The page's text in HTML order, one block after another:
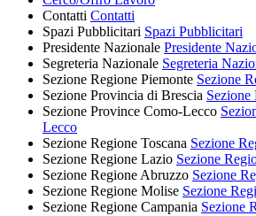
Contatti Contatti
Spazi Pubblicitari Spazi Pubblicitari
Presidente Nazionale Presidente
Segreteria Nazionale Segreteria
Sezione Regione Piemonte Sezione
Sezione Provincia di Brescia Sezione
Sezione Province Como-Lecco
Lecco
Sezione Regione Toscana Sezione
Sezione Regione Lazio Sezione
Sezione Regione Abruzzo Sezione
Sezione Regione Molise Sezione
Sezione Regione Campania Sezione